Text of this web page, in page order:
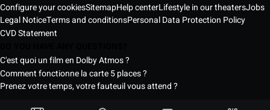
Configure your cookiesSitemapHelp centerLifestyle in our theatersJobs
Legal NoticeTerms and conditionsPersonal Data Protection Policy
CVD Statement
C'est quoi un film en Dolby Atmos ?
Comment fonctionne la carte 5 places ?
Prenez votre temps, votre fauteuil vous attend ?